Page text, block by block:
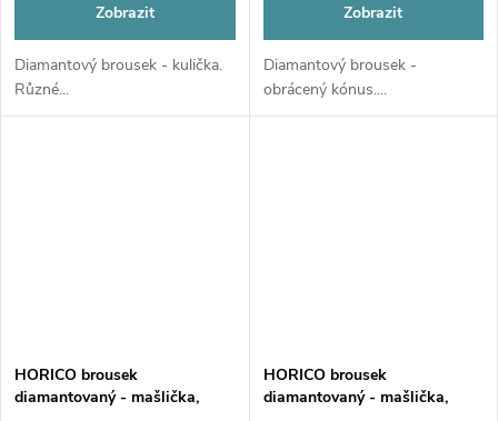
Zobrazit
Diamantový brousek - kulička.
Různé...
Zobrazit
Diamantový brousek -
obrácený kónus....
HORICO brousek
diamantovaný - mašlička,
HORICO brousek
diamantovaný - mašlička,